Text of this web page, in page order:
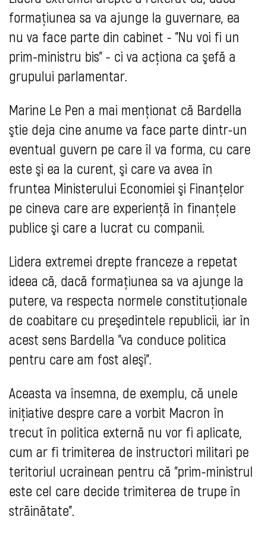
formaţiunea sa va ajunge la guvernare, ea
nu va face parte din cabinet - "Nu voi fi un
prim-ministru bis" - ci va acţiona ca şefă a
grupului parlamentar.
Marine Le Pen a mai menţionat că Bardella
ştie deja cine anume va face parte dintr-un
eventual guvern pe care îl va forma, cu care
este şi ea la curent, şi care va avea în
fruntea Ministerului Economiei şi Finanţelor
pe cineva care are experienţă în finanţele
publice şi care a lucrat cu companii.
Lidera extremei drepte franceze a repetat
ideea că, dacă formaţiunea sa va ajunge la
putere, va respecta normele constituţionale
de coabitare cu preşedintele republicii, iar în
acest sens Bardella "va conduce politica
pentru care am fost aleşi".
Aceasta va însemna, de exemplu, că unele
iniţiative despre care a vorbit Macron în
trecut în politica externă nu vor fi aplicate,
cum ar fi trimiterea de instructori militari pe
teritoriul ucrainean pentru că "prim-ministrul
este cel care decide trimiterea de trupe în
străinătate".